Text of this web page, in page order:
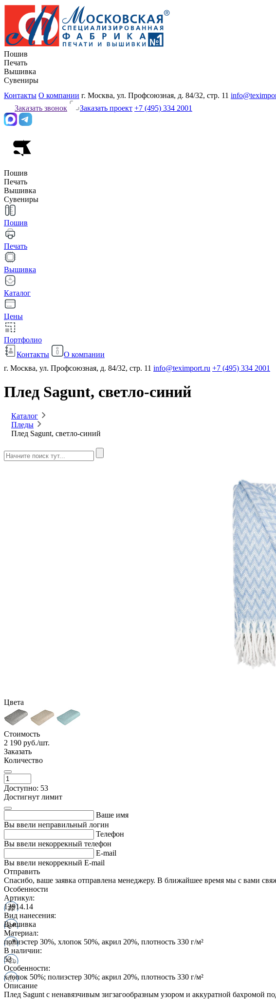
Пошив
Печать
Вышивка
Сувениры
Контакты О компании г. Москва, ул. Профсоюзная, д. 84/32, стр. 11
Заказать звонок
Заказать проект +7 (495) 334 2001
Пошив
Печать
Вышивка
Сувениры
Пошив
Печать
Вышивка
Каталог
Цены
Портфолио
Контакты
О компании
г. Москва, ул. Профсоюзная, д. 84/32, стр. 11 info@teximport.ru +7 (495) 334 2001
Плед Sagunt, светло-синий
Каталог
Пледы
Плед Sagunt, светло-синий
Цвета
Стоимость
2 190 руб./шт.
Заказать
Количество
Доступно: 53
Достигнут лимит
Ваше имя
Вы ввели неправильный логин
Телефон
Вы ввели некоррекный телефон
E-mail
Вы ввели некоррекный E-mail
Отправить
Спасибо, ваше заявка отправлена менеджеру. В ближайшее время мы с вами
Особенности
Артикул:
13914.14
Вид нанесения:
Вышивка
Материал:
полиэстер 30%, хлопок 50%, акрил 20%, плотность 330 г/м²
В наличии:
53
Особенности:
хлопок 50%; полиэстер 30%; акрил 20%, плотность 330 г/м²
Описание
Плед Sagunt с ненавязчивым зигзагообразным узором и аккуратной бахромой